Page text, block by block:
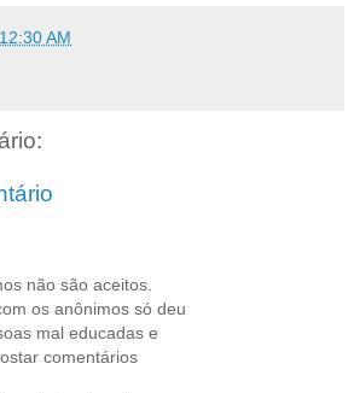
12:30 AM
não são aceitos.
os anônimos só deu
mal educadas e
comentários